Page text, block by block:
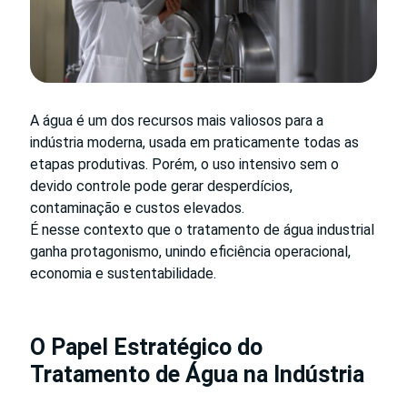
A água é um dos recursos mais valiosos para a
indústria moderna, usada em praticamente todas as
etapas produtivas. Porém, o uso intensivo sem o
devido controle pode gerar desperdícios,
contaminação e custos elevados.
É nesse contexto que o tratamento de água industrial
ganha protagonismo, unindo eficiência operacional,
economia e sustentabilidade.
O Papel Estratégico do
Tratamento de Água na Indústria